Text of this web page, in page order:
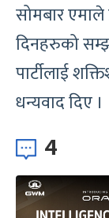
सोमबार एमाले
दिनहरुको
पार्टीलाई
धन्यवाद दिए ।
4